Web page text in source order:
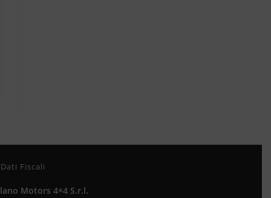
Dati Fiscali
Motors 4×4 S.r.l.